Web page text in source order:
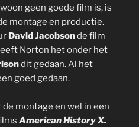
geen goede film is, is
montage en productie.
David Jacobsonde film
Norton het onder het
dit gedaan. Al het
goed gedaan.
montage en wel in een
American History X.